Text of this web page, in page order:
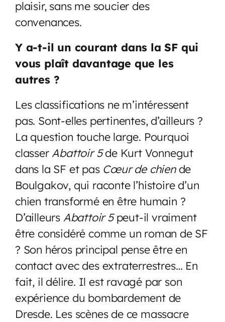
plaisir, sans me soucier des
convenances.
Y a-t-il un courant dans la SF qui
vous plaît davantage que les
autres ?
Les classifications ne m’intéressent
pas. Sont-elles pertinentes, d’ailleurs ?
La question touche large. Pourquoi
classer Abattoir 5de Kurt Vonnegut
dans la SF et pas Cœur de chiende
Boulgakov, qui raconte l’histoire d’un
chien transformé en être humain ?
D’ailleurs Abattoir 5peut-il vraiment
être considéré comme un roman de SF
? Son héros principal pense être en
contact avec des extraterrestres… En
fait, il délire. Il est ravagé par son
expérience du bombardement de
Dresde. Les scènes de ce massacre